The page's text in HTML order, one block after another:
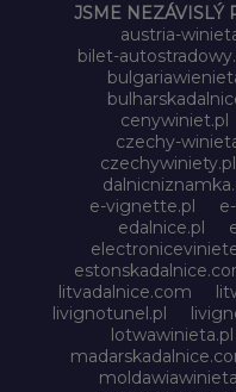
JSME NEZÁVISLÝ
austria-
bilet-
cenywiniet.pl
czechy-
czechywiniety.pl
e-vignette.pl
edalnice.pl
litvadalnice.com
livignotunel.pl
lotwawinieta.pl